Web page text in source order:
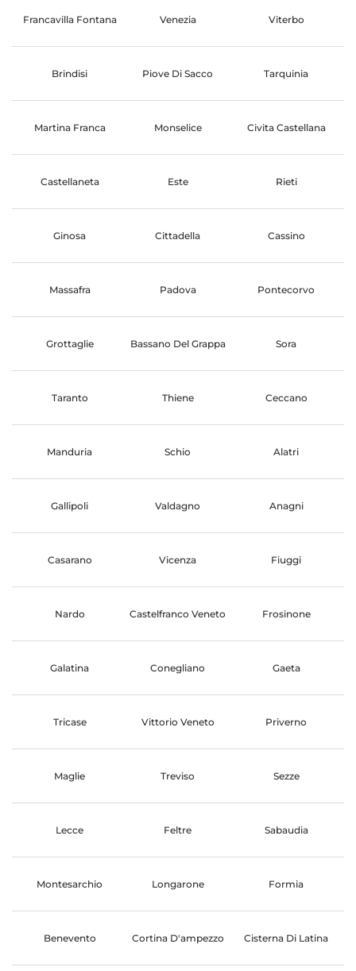
Francavilla Fontana Venezia Viterbo
Brindisi Piove Di Sacco Tarquinia
Martina Franca Monselice Civita Castellana
Castellaneta Este Rieti
Ginosa Cittadella Cassino
Massafra Padova Pontecorvo
Grottaglie Bassano Del Grappa Sora
Taranto Thiene Ceccano
Manduria Schio Alatri
Gallipoli Valdagno Anagni
Casarano Vicenza Fiuggi
Nardo Castelfranco Veneto Frosinone
Galatina Conegliano Gaeta
Tricase Vittorio Veneto Priverno
Maglie Treviso Sezze
Lecce Feltre Sabaudia
Montesarchio Longarone Formia
Benevento Cortina D'ampezzo Cisterna Di Latina